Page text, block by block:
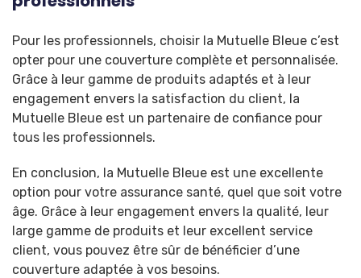
Pour les professionnels, choisir la Mutuelle Bleue c’est
opter pour une couverture complète et personnalisée.
Grâce à leur gamme de produits adaptés et à leur
engagement envers la satisfaction du client, la
Mutuelle Bleue est un partenaire de confiance pour
tous les professionnels.
En conclusion, la Mutuelle Bleue est une excellente
option pour votre assurance santé, quel que soit votre
âge. Grâce à leur engagement envers la qualité, leur
large gamme de produits et leur excellent service
client, vous pouvez être sûr de bénéficier d’une
couverture adaptée à vos besoins.